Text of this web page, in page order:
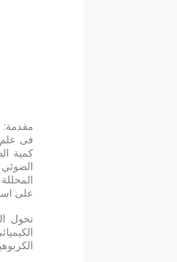
مقدمة:
فى علم
كمية
على
تحول